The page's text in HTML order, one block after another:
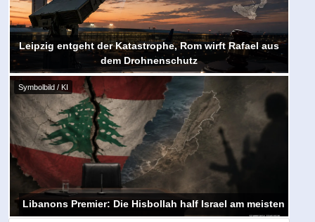
Leipzig entgeht der Katastrophe, Rom wirft Rafael aus
dem Drohnenschutz
Symbolbild / KI
Libanons Premier: Die Hisbollah half Israel am meisten